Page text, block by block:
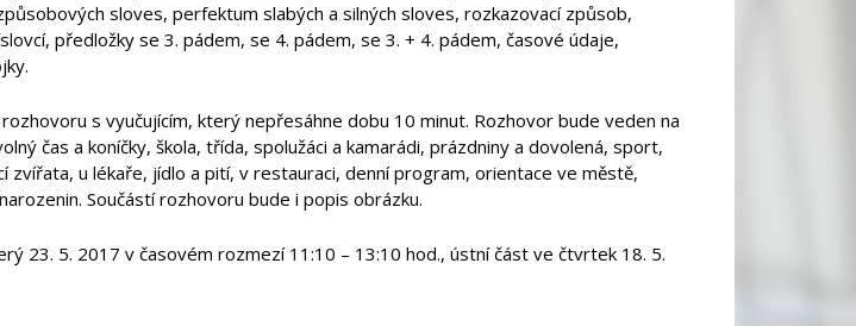
sloves, perfektum slabých a silných sloves, rozkazovací způsob,
předložky se 3. pádem, se 4. pádem, se 3. + 4. pádem, časové údaje,
s vyučujícím, který nepřesáhne dobu 10 minut. Rozhovor bude veden na
čas a koníčky, škola, třída, spolužáci a kamarádi, prázdniny a dovolená, sport,
zvířata, u lékaře, jídlo a pití, v restauraci, denní program, orientace ve městě,
Součástí rozhovoru bude i popis obrázku.
23. 5. 2017 v časovém rozmezí 11:10 – 13:10 hod., ústní část ve čtvrtek 18. 5.